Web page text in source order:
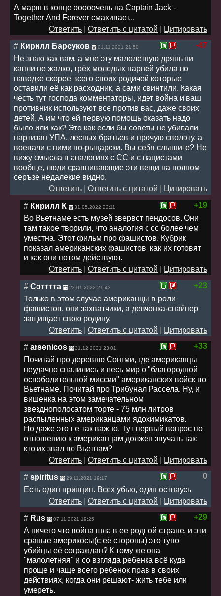
А марш в конце ооооочень на Captain Jack -
Together And Forever смахивает...
Ответить
Ответить с цитатой
Цитировать
-47
# Кирилл Барсуков 01.11.2021 21:50
Не знаю как вам, а мне эту малолетную дрянь ни
капли не жалко, трёх молодых парней убила по
наводке скорее всего своих родичей которые
оставили её как расходник, а сами свинтили. Какая
честь тут господа комментаторы, идет война и ваш
противник используют все против вас, даже своих
детей. А им что ей первую помощь оказать надо
было или как? Это как если бы советы не убивали
партизан УПА, лесных братьев и прочую сволоту, а
воевали с ними по-рыцарски. Вы себя слышите? Не
вижу смысла в аналогиях с СС и с нацистами
вообще, люди сравнивающие эти вещи на полном
серъзе недалекие видно.
Ответить
Ответить с цитатой
Цитировать
+19
# Кирилл К 31.05.2022 22:11
Во Вьетнаме есть музей звервст пендосов. Они
там такое творили, что аналогия с сс более чем
уместна. Этот фильм про фашистов. Кубрик
показал американских фашистов, как их готовят
и как они потом действуют.
Ответить
Ответить с цитатой
Цитировать
+23
# Сотттта 28.01.2022 21:43
Только в этом случае американцы в роли
фашистов, они захватчики, а девчонка-снайпер
защищает свою родину.
Ответить
Ответить с цитатой
Цитировать
+33
# arsenicos 31.12.2021 23:01
Почитай про деревню Сонгми, где американцы
неудачно спалились и весь мир о "благородной
освободительной миссии" американских войск во
Вьетнаме. Почитай про Трибунал Рассела. Ну, и
вишенка на этом замечательном
звезднополосатом торте - 75 млн литров
распыленных американцами ядохимикатов.
Но даже это не так важно. Тут первый вопрос по
отношению к американцам должен звучать так:
кто их звал во Вьетнам?
Ответить
Ответить с цитатой
Цитировать
0
# spiritus 29.11.2021 19:17
Есть один принцип. Всех убью, один остнаусь
Ответить
Ответить с цитатой
Цитировать
+29
# Rus 07.11.2021 19:25
А ничего что война шла в ее родной стране, и эти
сраные америкосы(с её стороны) это тупо
убийцы её сограждан? К тому же она
"малолетняя" и со взгляда ребенка всё куда
проще и чаще всего ребенок прав в своих
действиях, когда они решают- жить тебе или
умереть.